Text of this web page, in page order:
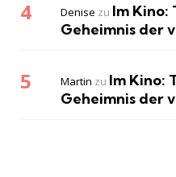
Denise zu Im Kino:
Geheimnis der
Martin zu Im Kino:
Geheimnis der